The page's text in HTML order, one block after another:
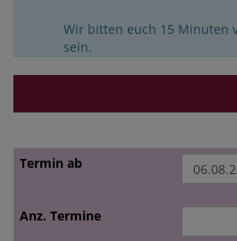
Wir bitten euch 15 Minuten
sein.